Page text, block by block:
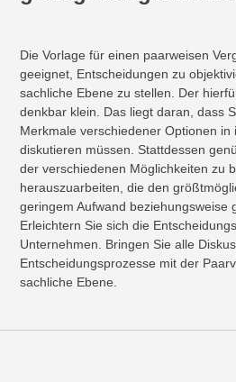
Die Vorlage für einen paarweisen
geeignet, Entscheidungen zu
sachliche Ebene zu stellen. Der
denkbar klein. Das liegt daran, dass
Merkmale verschiedener Optionen in
diskutieren müssen. Stattdessen
der verschiedenen Möglichkeiten zu
herauszuarbeiten, die den
geringem Aufwand beziehungsweise
Erleichtern Sie sich die
Unternehmen. Bringen Sie alle
Entscheidungsprozesse mit der
sachliche Ebene.